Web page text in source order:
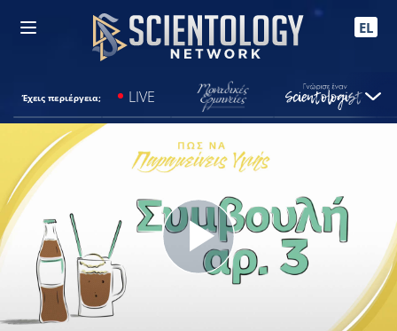
EL
Έχεις περιέργεια; LIVE
Play